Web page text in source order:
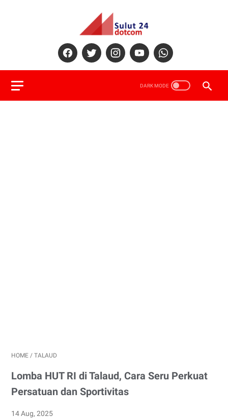
HOME / TALAUD
Lomba HUT RI di Talaud, Cara Seru Perkuat
Persatuan dan Sportivitas
14 Aug, 2025